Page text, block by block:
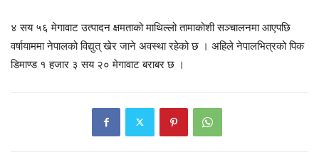
४ सय ५६ मेगावाट उत्पादन क्षमताको माथिल्लो तामाकोशी सञ्चालनमा आएपछि
वर्षायाममा नेपालको विद्युत् खेर जाने अवस्था रहेको छ । अहिले नेपालभित्रको पिक
डिमाण्ड १ हजार ३ सय २० मेगावाट बराबर छ ।